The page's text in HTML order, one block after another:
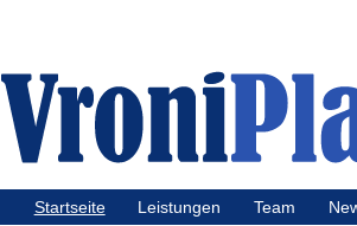
Startseite Leistungen Team